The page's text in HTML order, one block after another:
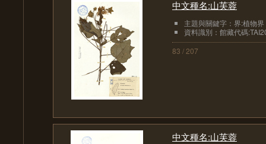
中文種名:山芙蓉
主題與關鍵字：界:植物界
資料識別：館藏代碼
83 / 207
中文種名:山芙蓉